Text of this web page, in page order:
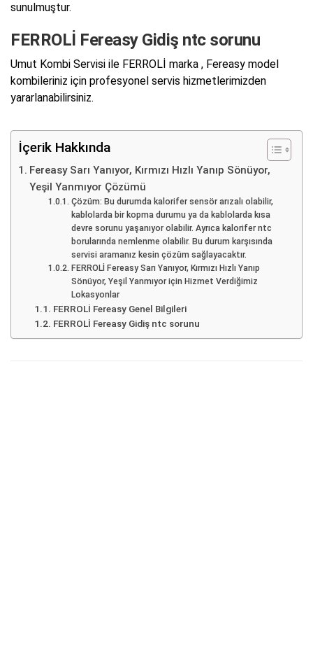
sunulmuştur.
FERROLİ Fereasy Gidiş ntc sorunu
Umut Kombi Servisi ile FERROLİ marka , Fereasy model
kombileriniz için profesyonel servis hizmetlerimizden
yararlanabilirsiniz.
İçerik Hakkında
Fereasy Sarı Yanıyor, Kırmızı Hızlı Yanıp Sönüyor,
Yeşil Yanmıyor Çözümü
Çözüm: Bu durumda kalorifer sensör arızalı olabilir,
kablolarda bir kopma durumu ya da kablolarda kısa
devre sorunu yaşanıyor olabilir. Ayrıca kalorifer ntc
borularında nemlenme olabilir. Bu durum karşısında
servisi aramanız kesin çözüm sağlayacaktır.
FERROLİ Fereasy Sarı Yanıyor, Kırmızı Hızlı Yanıp
Sönüyor, Yeşil Yanmıyor için Hizmet Verdiğimiz
Lokasyonlar
FERROLİ Fereasy Genel Bilgileri
FERROLİ Fereasy Gidiş ntc sorunu